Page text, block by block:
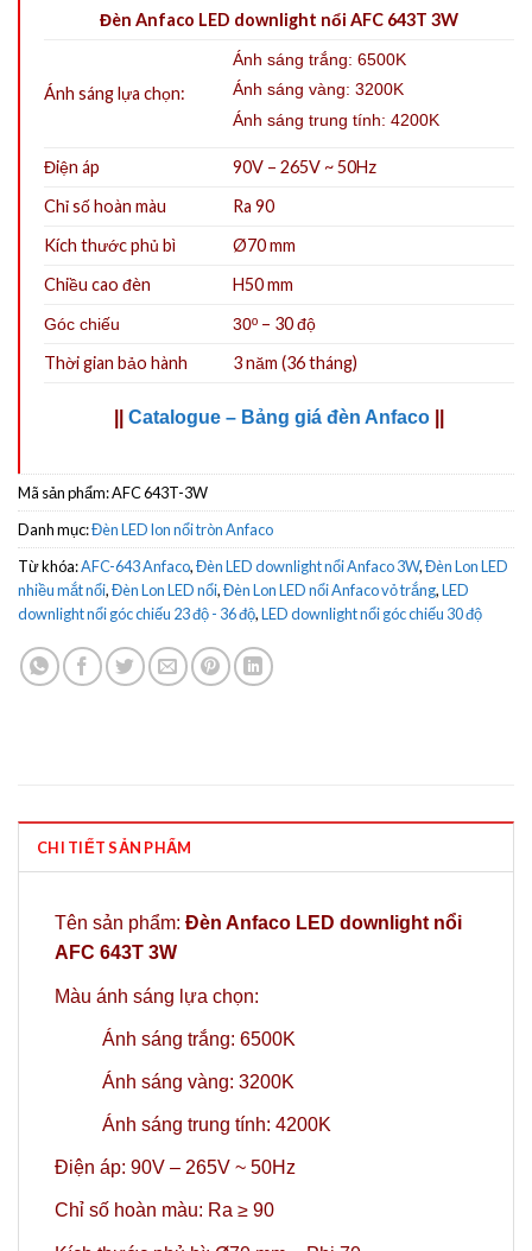
Đèn Anfaco LED downlight nổi AFC 643T 3W
Ánh sáng lựa chọn:
Ánh sáng trắng: 6500K
Ánh sáng vàng: 3200K
Ánh sáng trung tính: 4200K
Điện áp
90V – 265V ~ 50Hz
Chỉ số hoàn màu
Ra 90
Kích thước phủ bì
Ø70 mm
Chiều cao đèn
H50 mm
Góc chiếu 30º – 30 độ
Thời gian bảo hành
3 năm (36 tháng)
Catalogue – Bảng giá đèn Anfaco
Mã sản phẩm:AFC 643T-3W
Danh mục:Đèn LED lon nổi tròn Anfaco
Từ khóa:AFC-643 Anfaco,Đèn LED downlight nổi Anfaco 3W,Đèn Lon LED
nhiều mắt nổi,Đèn Lon LED nổi,Đèn Lon LED nổi Anfaco vỏ trắng,LED
downlight nổi góc chiếu 23 độ - 36 độ,LED downlight nổi góc chiếu 30 độ
CHI TIẾT SẢN PHẨM
Tên sản phẩm: Đèn Anfaco LED downlight nổi
AFC 643T 3W
Màu ánh sáng lựa chọn:
Ánh sáng trắng: 6500K
Ánh sáng vàng: 3200K
Ánh sáng trung tính: 4200K
Điện áp: 90V – 265V ~ 50Hz
Chỉ số hoàn màu: Ra ≥ 90